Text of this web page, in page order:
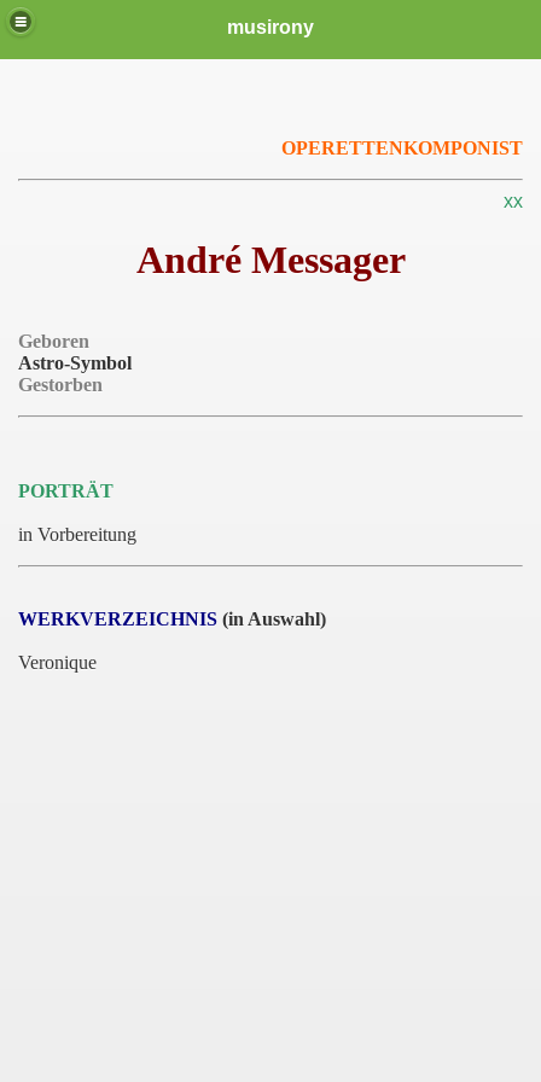
musirony
OPERETTENKOMPONIST
xx
André Messager
Geboren
Astro-Symbol
Gestorben
PORTRÄT
in Vorbereitung
WERKVERZEICHNIS (in Auswahl)
Veronique